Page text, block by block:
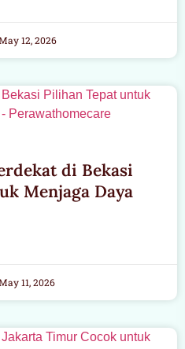
12, 2026
di Bekasi
Menjaga Daya
11, 2026